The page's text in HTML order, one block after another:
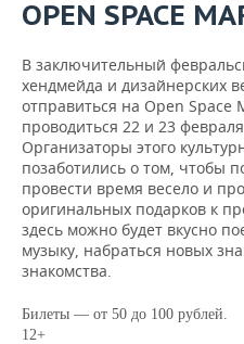
OPEN SPACE
В заключительный
хендмейда и дизайнерских
отправиться на Open Space
проводиться 22 и 23
Организаторы этого
позаботились о том, чтобы
провести время весело и
оригинальных подарков к
здесь можно будет вкусно
музыку, набраться новых
знакомства.
Билеты — от 50 до 100 рублей.
12+